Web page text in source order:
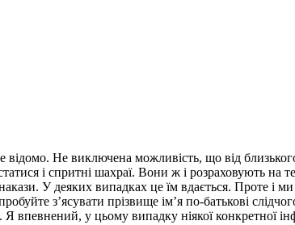
Не виключена можливість, що від
і спритні шахраї. Вони ж і розраховують на
У деяких випадках це їм вдається. Проте і
з’ясувати прізвище ім’я по-батькові
впевнений, у цьому випадку ніякої конкретної